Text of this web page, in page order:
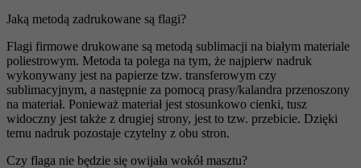
Jaką metodą zadrukowane są flagi?
Flagi firmowe drukowane są metodą sublimacji na białym materiale
poliestrowym. Metoda ta polega na tym, że najpierw nadruk
wykonywany jest na papierze tzw. transferowym czy
sublimacyjnym, a następnie za pomocą prasy/kalandra przenoszony
na materiał. Ponieważ materiał jest stosunkowo cienki, tusz
widoczny jest także z drugiej strony, jest to tzw. przebicie. Dzięki
temu nadruk pozostaje czytelny z obu stron.
Czy flaga nie będzie się owijała wokół masztu?